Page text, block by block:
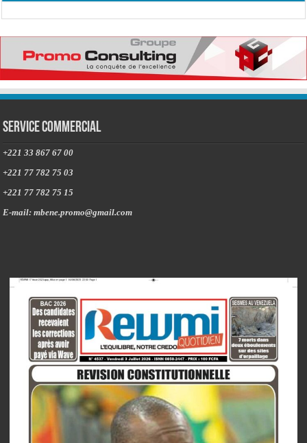
Service commercial
+221 33 867 67 00
+221 77 782 75 03
+221 77 782 75 15
E-mail: mbene.promo@gmail.com